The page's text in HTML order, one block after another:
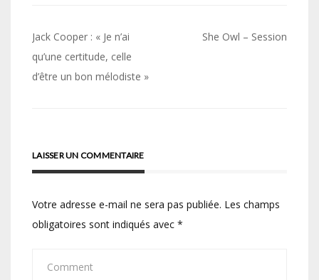
Navigation
de
l’article
Jack Cooper : « Je n’ai
qu’une certitude, celle
d’être un bon mélodiste »
She Owl – Session
LAISSER UN COMMENTAIRE
Votre adresse e-mail ne sera pas publiée. Les champs
obligatoires sont indiqués avec *